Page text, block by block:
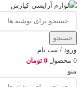
جستجو
ورود / ثبت نام
0 محصول 0 تومان
منو